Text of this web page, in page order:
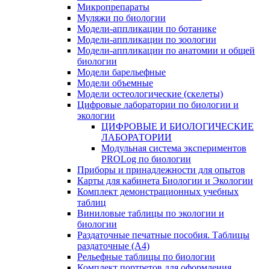
Микропрепараты
Муляжи по биологии
Модели-аппликации по ботанике
Модели-аппликации по зоологии
Модели-аппликации по анатомии и общей
биологии
Модели барельефные
Модели объемные
Модели остеологические (скелеты)
Цифровые лаборатории по биологии и
экологии
ЦИФРОВЫЕ И БИОЛОГИЧЕСКИЕ
ЛАБОРАТОРИИ
Модульная система экспериментов
PROLog по биологии
Приборы и принадлежности для опытов
Карты для кабинета Биологии и Экологии
Комплект демонстрационных учебных
таблиц
Виниловые таблицы по экологии и
биологии
Раздаточные печатные пособия. Таблицы
раздаточные (А4)
Рельефные таблицы по биологии